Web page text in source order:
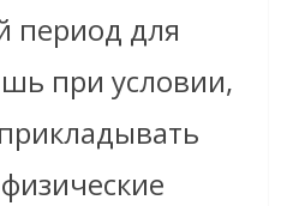
период для
при условии,